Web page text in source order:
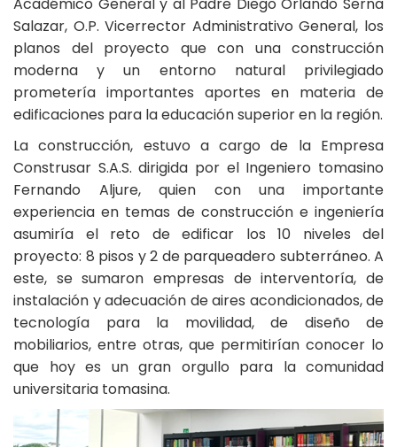
Salazar, O.P. Vicerrector Administrativo General, los
planos del proyecto que con una construcción
moderna y un entorno natural privilegiado
prometería importantes aportes en materia de
edificaciones para la educación superior en la región.
La construcción, estuvo a cargo de la Empresa
Construsar S.A.S. dirigida por el Ingeniero tomasino
Fernando Aljure, quien con una importante
experiencia en temas de construcción e ingeniería
asumiría el reto de edificar los 10 niveles del
proyecto: 8 pisos y 2 de parqueadero subterráneo. A
este, se sumaron empresas de interventoría, de
instalación y adecuación de aires acondicionados, de
tecnología para la movilidad, de diseño de
mobiliarios, entre otras, que permitirían conocer lo
que hoy es un gran orgullo para la comunidad
universitaria tomasina.